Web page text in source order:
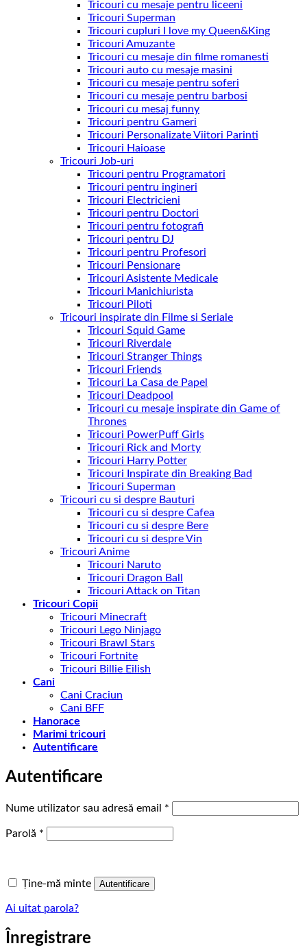
Tricouri cu mesaje pentru liceeni
Tricouri Superman
Tricouri cupluri I love my Queen&King
Tricouri Amuzante
Tricouri cu mesaje din filme romanesti
Tricouri auto cu mesaje masini
Tricouri cu mesaje pentru soferi
Tricouri cu mesaje pentru barbosi
Tricouri cu mesaj funny
Tricouri pentru Gameri
Tricouri Personalizate Viitori Parinti
Tricouri Haioase
Tricouri Job-uri
Tricouri pentru Programatori
Tricouri pentru ingineri
Tricouri Electricieni
Tricouri pentru Doctori
Tricouri pentru fotografi
Tricouri pentru DJ
Tricouri pentru Profesori
Tricouri Pensionare
Tricouri Asistente Medicale
Tricouri Manichiurista
Tricouri Piloti
Tricouri inspirate din Filme si Seriale
Tricouri Squid Game
Tricouri Riverdale
Tricouri Stranger Things
Tricouri Friends
Tricouri La Casa de Papel
Tricouri Deadpool
Tricouri cu mesaje inspirate din Game of
Thrones
Tricouri PowerPuff Girls
Tricouri Rick and Morty
Tricouri Harry Potter
Tricouri Inspirate din Breaking Bad
Tricouri Superman
Tricouri cu si despre Bauturi
Tricouri cu si despre Cafea
Tricouri cu si despre Bere
Tricouri cu si despre Vin
Tricouri Anime
Tricouri Naruto
Tricouri Dragon Ball
Tricouri Attack on Titan
Tricouri Copii
Tricouri Minecraft
Tricouri Lego Ninjago
Tricouri Brawl Stars
Tricouri Fortnite
Tricouri Billie Eilish
Cani
Cani Craciun
Cani BFF
Hanorace
Marimi tricouri
Autentificare
Autentificare
Nume utilizator sau adresă email *
Parolă *
Ține-mă minte Autentificare
Ai uitat parola?
Înregistrare